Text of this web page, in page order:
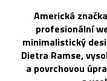
Americká
profesionální
minimalistický
Dietra Ramse,
a povrchovou